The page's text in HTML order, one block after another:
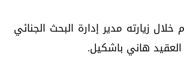
خلال زيارته مدير إدارة البحث الجنائي
هاني باشكيل.